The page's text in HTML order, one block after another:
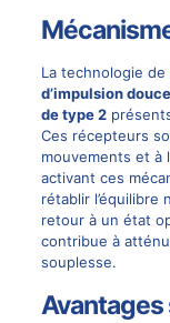
La technologie de
d’impulsion
de type 2
Ces récepteurs
mouvements et à
activant ces
rétablir l’équilibre
retour à un état
contribue à
souplesse.